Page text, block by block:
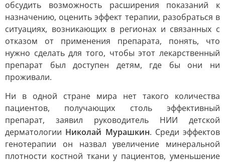
обсудить возможность расширения показаний к
назначению, оценить эффект терапии, разобраться в
ситуациях, возникающих в регионах и связанных с
отказом от применения препарата, понять, что
нужно сделать для того, чтобы этот лекарственный
препарат был доступен детям, где бы они ни
проживали.
Ни в одной стране мира нет такого количества
пациентов, получающих столь эффективный
препарат, заявил руководитель НИИ детской
дерматологии Николай Мурашкин. Среди эффектов
генотерапии он назвал увеличение минеральной
плотности костной ткани у пациентов, уменьшение